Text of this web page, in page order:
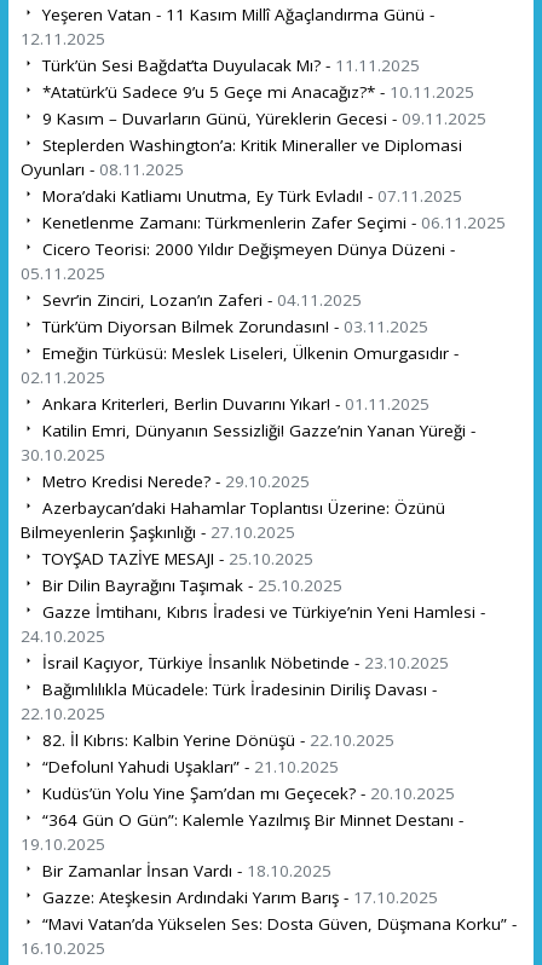
Yeşeren Vatan - 11 Kasım Millî Ağaçlandırma Günü -
12.11.2025
Türk’ün Sesi Bağdat’ta Duyulacak Mı? - 11.11.2025
*Atatürk’ü Sadece 9’u 5 Geçe mi Anacağız?* - 10.11.2025
9 Kasım – Duvarların Günü, Yüreklerin Gecesi - 09.11.2025
Steplerden Washington’a: Kritik Mineraller ve Diplomasi
Oyunları - 08.11.2025
Mora’daki Katliamı Unutma, Ey Türk Evladı! - 07.11.2025
Kenetlenme Zamanı: Türkmenlerin Zafer Seçimi - 06.11.2025
Cicero Teorisi: 2000 Yıldır Değişmeyen Dünya Düzeni -
05.11.2025
Sevr’in Zinciri, Lozan’ın Zaferi - 04.11.2025
Türk’üm Diyorsan Bilmek Zorundasın! - 03.11.2025
Emeğin Türküsü: Meslek Liseleri, Ülkenin Omurgasıdır -
02.11.2025
Ankara Kriterleri, Berlin Duvarını Yıkar! - 01.11.2025
Katilin Emri, Dünyanın Sessizliği! Gazze’nin Yanan Yüreği -
30.10.2025
Metro Kredisi Nerede? - 29.10.2025
Azerbaycan’daki Hahamlar Toplantısı Üzerine: Özünü
Bilmeyenlerin Şaşkınlığı - 27.10.2025
TOYŞAD TAZİYE MESAJI - 25.10.2025
Bir Dilin Bayrağını Taşımak - 25.10.2025
Gazze İmtihanı, Kıbrıs İradesi ve Türkiye’nin Yeni Hamlesi -
24.10.2025
İsrail Kaçıyor, Türkiye İnsanlık Nöbetinde - 23.10.2025
Bağımlılıkla Mücadele: Türk İradesinin Diriliş Davası -
22.10.2025
82. İl Kıbrıs: Kalbin Yerine Dönüşü - 22.10.2025
“Defolun! Yahudi Uşakları” - 21.10.2025
Kudüs’ün Yolu Yine Şam’dan mı Geçecek? - 20.10.2025
“364 Gün O Gün”: Kalemle Yazılmış Bir Minnet Destanı -
19.10.2025
Bir Zamanlar İnsan Vardı - 18.10.2025
Gazze: Ateşkesin Ardındaki Yarım Barış - 17.10.2025
“Mavi Vatan’da Yükselen Ses: Dosta Güven, Düşmana Korku” -
16.10.2025